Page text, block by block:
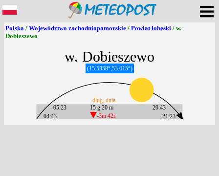
Polska / Województwo zachodniopomorskie / Powiat łobeski / w.
Dobieszewo
w. Dobieszewo
(15.5358°,53.615°)
04:43
05:23
15 g 20 m
-3m 42s
dług. dnia
21:23
20:43